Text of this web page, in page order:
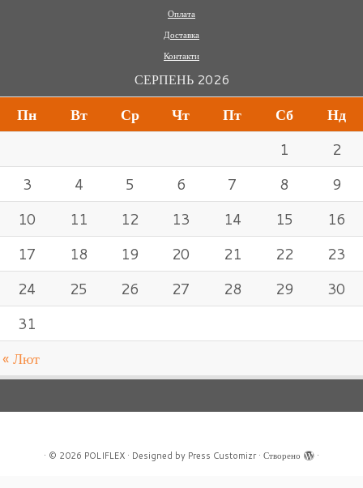
Оплата
Доставка
Контакти
СЕРПЕНЬ 2026
Пн Вт Ср Чт Пт Сб Нд
« Лют
1
2
3
4 5 6 7 8
9
10
11 12 13 14 15
16
17
18 19 20 21 22
23
24
25 26 27 28 29
30
31
· © 2026 POLIFLEX · Designed by Press Customizr· Створено ·